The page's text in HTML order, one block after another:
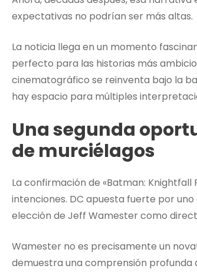
expectativas no podrían ser más altas.
La noticia llega en un momento
perfecto para las historias más
cinematográfico se reinventa bajo la
hay espacio para múltiples
Una segunda
de murciélagos
La confirmación de «Batman: Knightfall
intenciones. DC apuesta fuerte por
elección de Jeff Wamester como
Wamester no es precisamente un
demuestra una comprensión profunda